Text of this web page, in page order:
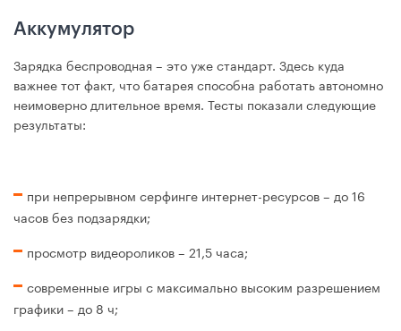
Аккумулятор
Зарядка беспроводная – это уже стандарт. Здесь куда
важнее тот факт, что батарея способна работать автономно
неимоверно длительное время. Тесты показали следующие
результаты:
при непрерывном серфинге интернет-ресурсов – до 16
часов без подзарядки;
просмотр видеороликов – 21,5 часа;
современные игры с максимально высоким разрешением
графики – до 8 ч;